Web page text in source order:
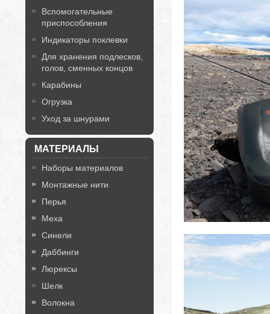
Вспомогательные
приспособления
Индикаторы поклевки
Для хранения подлесков,
голов, сменных концов
Карабины
Огрузка
Уход за шнурами
МАТЕРИАЛЫ
Наборы материалов
Монтажные нити
Перья
Меха
Синели
Даббинги
Люрексы
Шелк
Волокна